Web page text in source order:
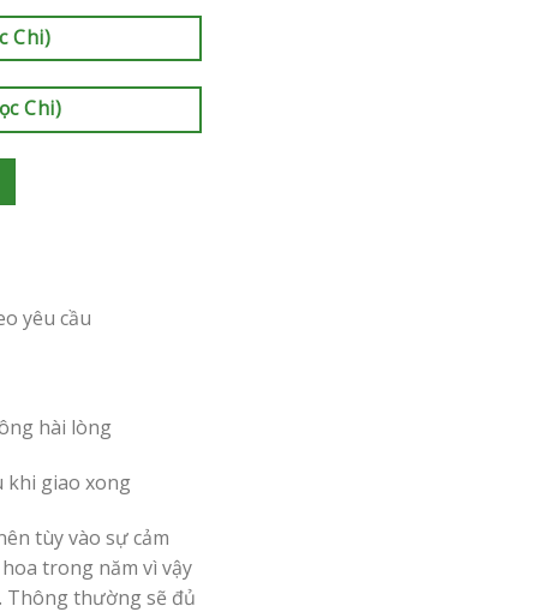
Chi)
Chi)
yêu cầu
hài lòng
khi giao xong
tùy vào sự cảm
trong năm vì vậy
Thông thường sẽ đủ